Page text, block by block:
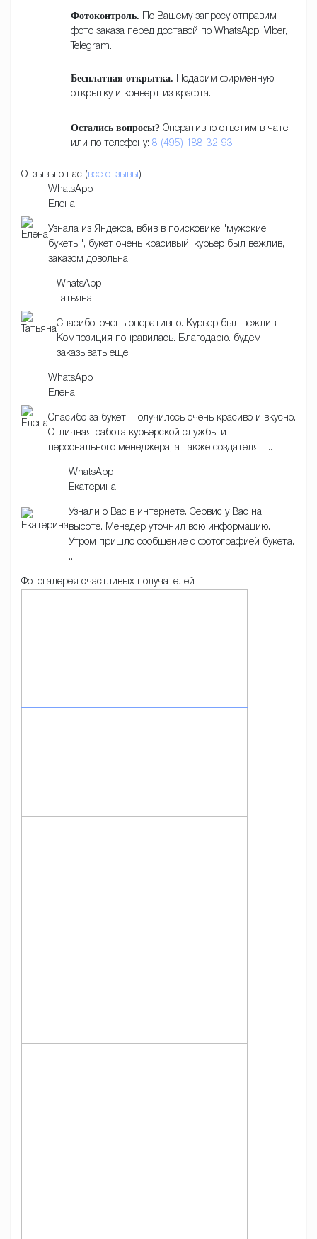
Фотоконтроль. По Вашему запросу отправим
фото заказа перед доставой по WhatsApp, Viber,
Telegram.
Бесплатная открытка. Подарим фирменную
открытку и конверт из крафта.
Остались вопросы? Оперативно ответим в чате
или по телефону: 8 (495) 188-32-93
Отзывы о нас ( все отзывы )
WhatsApp
Елена
Узнала из Яндекса, вбив в поисковике "мужские
букеты", букет очень красивый, курьер был вежлив,
заказом довольна!
WhatsApp
Татьяна
Спасибо. очень оперативно. Курьер был вежлив.
Композиция понравилась. Благодарю. будем
заказывать еще.
WhatsApp
Елена
Спасибо за букет! Получилось очень красиво и вкусно.
Отличная работа курьерской службы и
персонального менеджера, а также создателя .....
WhatsApp
Екатерина
Узнали о Вас в интернете. Сервис у Вас на
высоте. Менедер уточнил всю информацию.
Утром пришло сообщение с фотографией букета.
....
Фотогалерея счастливых получателей